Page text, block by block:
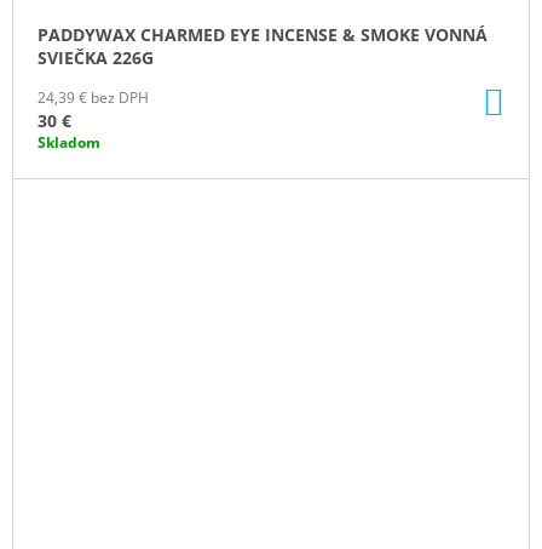
PADDYWAX CHARMED EYE INCENSE & SMOKE VONNÁ
SVIEČKA 226G
24,39 € bez DPH
30 €
Skladom